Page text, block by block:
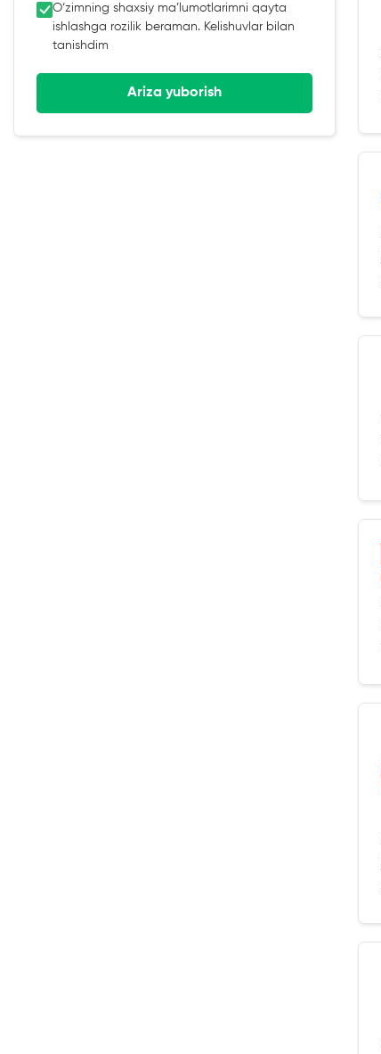
O‘zimning shaxsiy ma’lumotlarimni qayta
ishlashga rozilik beraman. Kelishuvlar bilan
tanishdim
Ariza yuborish